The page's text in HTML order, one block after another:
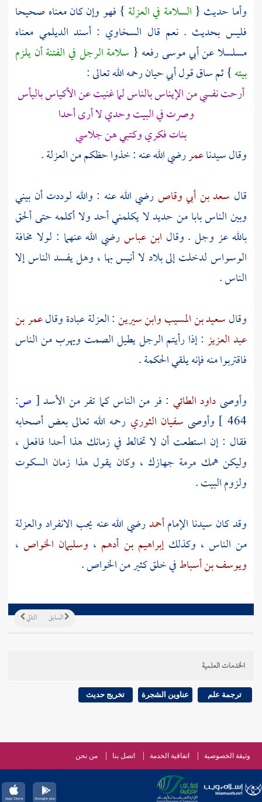
وأما حديث { السلامة في العزلة } فهو وإن كان معناه صحيحا
فليس بحديث . نعم قال السخاوي : أسند الديلمي معناه
مسلسلا عنأبي موسىرفعه { سلامة الرجل في الفتنة أن يلزم
بيته} ثم ساق قولأبي حيانرحمه الله تعالى :
أرحت نفسي من الإيناس بالناس لما غنيت عن الأكياس باليأس
وصرت في البيت وحدي لا أرى أحدا
بنات فكري وكتبي هن جلاسي
وقال سيدناعمررضي الله عنه : خذوا حظكم من العزلة .
قال سعد بن أبي وقاصرضي الله عنه : والله لوددت أن بيني
وبين الناس بابا من حديد لا يكلمني أحد ولا أكلمه حتى ألحق
بالله عز وجل . وقال ابن عباسرضي الله عنهما : لولا مخافة
الوسواس لدخلت إلى بلاد لا أنيس بها ، وهل يفسد الناس إلا
الناس .
وقالسعيد بن المسيبوابن سيرين: العزلة عبادة وقالعمر بن
عبد العزيز : إذا رأيتم الرجل يطيل الصمت ويهرب من الناس
فاقتربوا منه فإنه يلقي الحكمة .
وأوصىداود الطائي : فر من الناس كما تفر من الأسد[ ص:
464 ] وأوصى سفيان الثوري رحمه الله تعالى بعض أصحابه
فقال : إن استطعت أن لا تخالط في زمانك هذا أحدا فافعل ،
وليكن همك مرمة جهازك ، وكان يقول هذا زمان السكوت
ولزوم البيت .
وقد كان سيدنا الإمامأحمدرضي الله عنه يحب الانفراد والعزلة
من الناس ، وكذلكإبراهيم بن أدهم ، وسليمان الخواص ،
ويوسف بن أسباطفي خلق كثير من الخواص .
التالي السابق
الخدمات العلمية
ترجمة علم عناوين الشجرة تخريج حديث
وثيقة الخصوصية اتفاقية الخدمة اتصل بنا من نحن